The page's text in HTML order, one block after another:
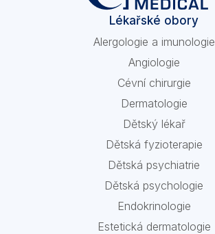
Lékařské obory
Alergologie a imunologie
Angiologie
Cévní chirurgie
Dermatologie
Dětský lékař
Dětská fyzioterapie
Dětská psychiatrie
Dětská psychologie
Endokrinologie
Estetická dermatologie